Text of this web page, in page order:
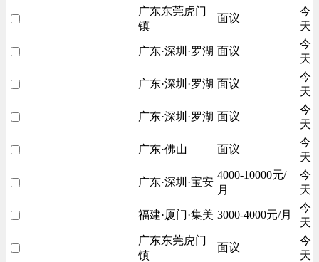
广东东莞虎门
镇
面议
今
天
广东·深圳·罗湖 面议
今
天
广东·深圳·罗湖 面议
今
天
广东·深圳·罗湖 面议
今
天
广东·佛山 面议
今
天
广东·深圳·宝安
4000-10000元/
月
今
天
福建·厦门·集美 3000-4000元/月
今
天
广东东莞虎门
镇
面议
今
天